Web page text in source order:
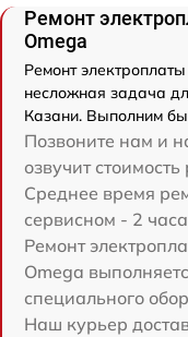
Ремонт
Omega
Ремонт
несложная задача
Казани. Выполним
Позвоните нам и
озвучит
Среднее время
сервисном - 2
Ремонт
Omega
специального
Наш курьер